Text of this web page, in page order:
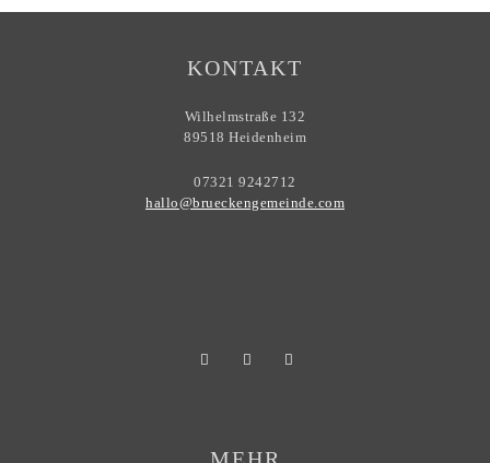
KONTAKT
Wilhelmstraße 132
89518 Heidenheim
07321 9242712
hallo@brueckengemeinde.com
MEHR